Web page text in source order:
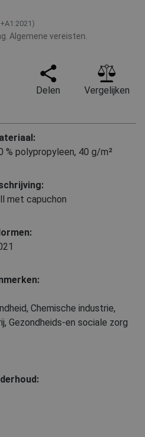
Algemene vereisten.
Delen Vergelijken
% polypropyleen, 40 g/m²
met capuchon
Chemische industrie,
Gezondheids-en sociale zorg